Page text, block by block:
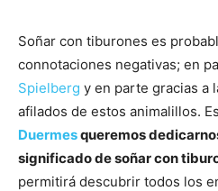
Soñar con tiburones es
connotaciones negativas; en
Spielberg y en parte gracias a
afilados de estos animalillos.
Duermesqueremos
significado de soñar con
permitirá descubrir todos los